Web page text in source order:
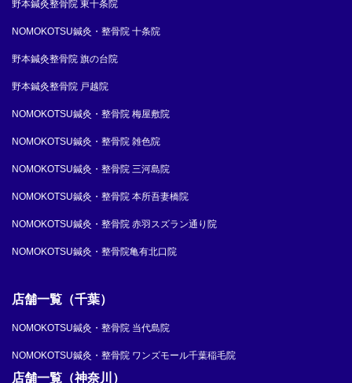
野本鍼灸整骨院 東十条院
NOMOKOTSU鍼灸・整骨院 十条院
野本鍼灸整骨院 旗の台院
野本鍼灸整骨院 戸越院
NOMOKOTSU鍼灸・整骨院 梅屋敷院
NOMOKOTSU鍼灸・整骨院 雑色院
NOMOKOTSU鍼灸・整骨院 三河島院
NOMOKOTSU鍼灸・整骨院 本所吾妻橋院
NOMOKOTSU鍼灸・整骨院 赤羽スズラン通り院
NOMOKOTSU鍼灸・整骨院亀有北口院
店舗一覧（千葉）
NOMOKOTSU鍼灸・整骨院 当代島院
NOMOKOTSU鍼灸・整骨院 ワンズモール千葉稲毛院
店舗一覧（神奈川）